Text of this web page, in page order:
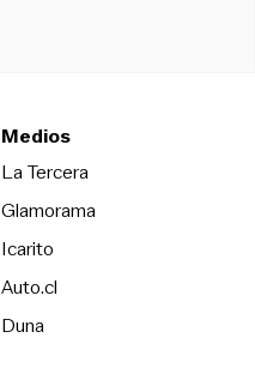
Medios
La TerceraOpens in new
Glamorama
Icarito
Auto.cl
DunaOpens in new window